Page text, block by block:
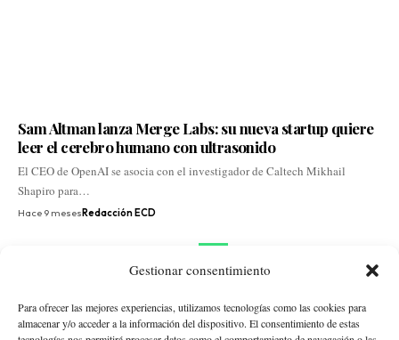
Gestionar consentimiento
Para ofrecer las mejores experiencias, utilizamos tecnologías como las cookies para
almacenar y/o acceder a la información del dispositivo. El consentimiento de estas
Sam Altman lanza Merge Labs: su nueva startup quiere
leer el cerebro humano con ultrasonido
El CEO de OpenAI se asocia con el investigador de Caltech Mikhail
Shapiro para…
Hace 9 meses Redacción ECD